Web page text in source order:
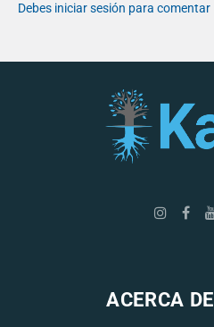
Debes iniciar sesión para comentar
ACERCA DE